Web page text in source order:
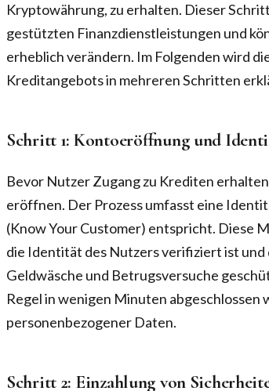
Kryptowährung, zu erhalten. Dieser
gestützten Finanzdienstleistungen und
erheblich verändern. Im Folgenden wird
Kreditangebots in mehreren Schritten
Schritt 1: Kontoeröffnung und
Bevor Nutzer Zugang zu Krediten
eröffnen. Der Prozess umfasst eine
(Know Your Customer) entspricht. Diese
die Identität des Nutzers verifiziert ist
Geldwäsche und Betrugsversuche
Regel in wenigen Minuten
personenbezogener Daten.
Schritt 2: Einzahlung von